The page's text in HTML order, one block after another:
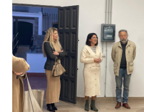
Centros Sociales y Asistenciales
Medio Ambiente
Transportes
Empleo y Seguridad Social
Seguridad
Servicios Comarcales
Servicios Provinciales